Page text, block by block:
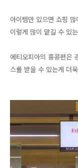
아이템만 있으면 쇼핑
이렇게 많이 맡길 수 있
에티오피아의 홍콩편은
스를 받을 수 있는게 더